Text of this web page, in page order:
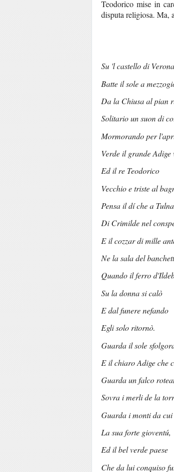
Teodorico mise in
disputa religiosa. Ma,
Su 'l castello di Verona
Batte il sole a
Da la Chiusa al pian
Solitario un suon di
Mormorando per
Verde il grande Adige
Ed il re Teodorico
Vecchio e triste al
Pensa il dí che a
Di Crimilde nel
E il cozzar di mille
Ne la sala del
Quando il ferro
Su la donna si calò
E dal funere nefando
Egli solo ritornò.
Guarda il sole
E il chiaro Adige che
Guarda un falco
Sovra i merli de la
Guarda i monti da cui
La sua forte gioventú,
Ed il bel verde paese
Che da lui conquiso fu.